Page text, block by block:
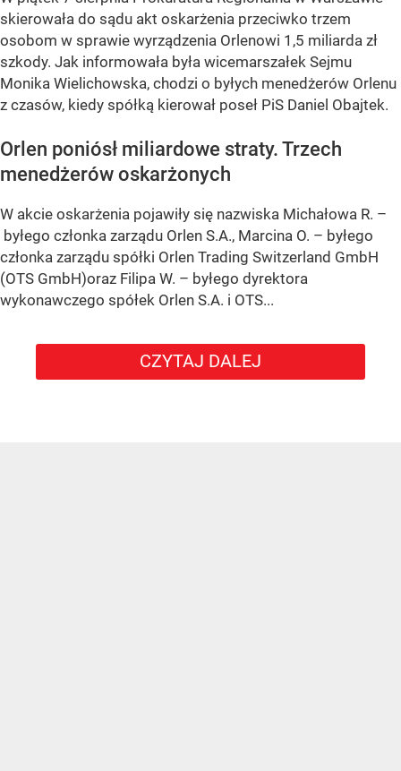
skierowała do sądu akt oskarżenia przeciwko trzem
osobom w sprawie wyrządzenia Orlenowi 1,5 miliarda zł
szkody. Jak informowała była wicemarszałek Sejmu
Monika Wielichowska, chodzi o byłych menedżerów Orlenu
z czasów, kiedy spółką kierował poseł PiS Daniel Obajtek.
Orlen poniósł miliardowe straty. Trzech
menedżerów oskarżonych
W akcie oskarżenia pojawiły się nazwiska Michałowa R. –
byłego członka zarządu Orlen S.A., Marcina O. – byłego
członka zarządu spółki Orlen Trading Switzerland GmbH
(OTS GmbH)oraz Filipa W. – byłego dyrektora
wykonawczego spółek Orlen S.A. i OTS...
CZYTAJ DALEJ